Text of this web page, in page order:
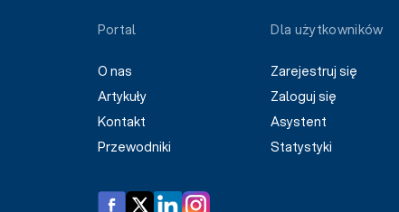
Portal
O nas
Artykuły
Kontakt
Przewodniki
Dla użytkowników
Zarejestruj się
Zaloguj się
Asystent
Statystyki